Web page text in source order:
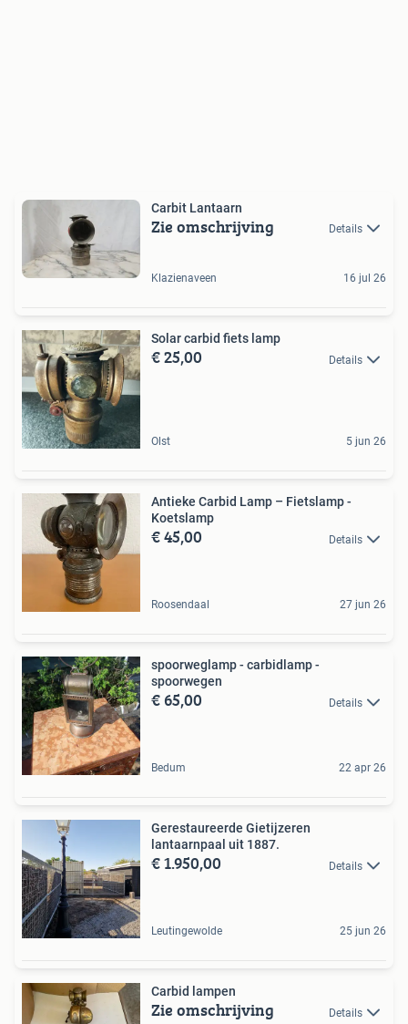
Carbit Lantaarn
Zie omschrijving Details
Klazienaveen 16 jul 26
Solar carbid fiets lamp
€ 25,00 Details
Olst 5 jun 26
Antieke Carbid Lamp – Fietslamp -
Koetslamp
€ 45,00 Details
Roosendaal 27 jun 26
spoorweglamp - carbidlamp -
spoorwegen
€ 65,00 Details
Bedum 22 apr 26
Gerestaureerde Gietijzeren
lantaarnpaal uit 1887.
€ 1.950,00 Details
Leutingewolde 25 jun 26
Carbid lampen
Zie omschrijving Details